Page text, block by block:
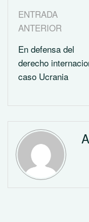
ENTRADA
ANTERIOR
En defensa del
derecho
caso Ucrania